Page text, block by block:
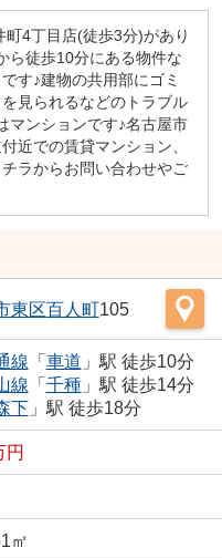
4丁目店(徒歩3分)があり
ら徒歩10分にある物件な
す♪建物の共用部にゴミ
見られるなどのトラブル
マンションです♪名古屋市
近での賃貸マンション、
ラからお問い合わせやご
東区百人町105
線 「 車道 」駅 徒歩10分
線 「 千種」駅 徒歩14分
下」駅 徒歩18分
円
㎡